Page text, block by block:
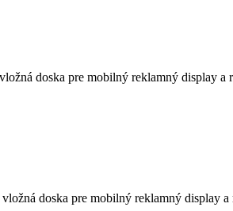
doska pre mobilný reklamný display a
doska pre mobilný reklamný display a